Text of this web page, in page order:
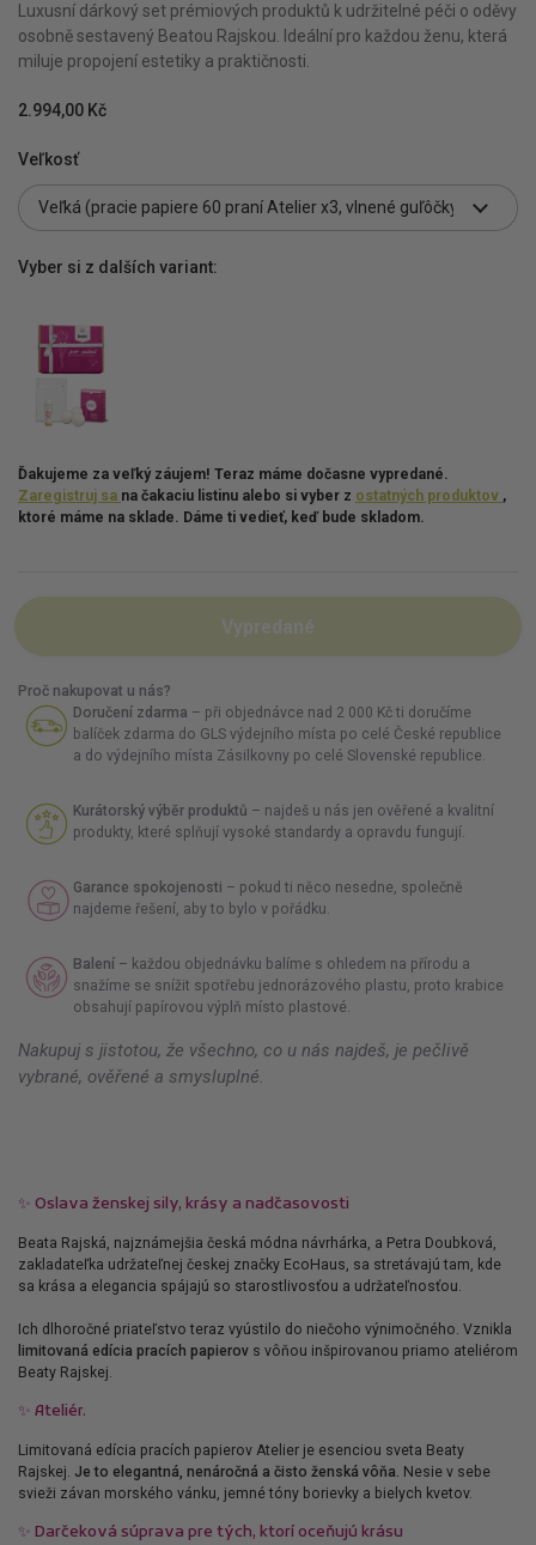
Luxusní dárkový set prémiových produktů k udržitelné péči o oděvy
osobně sestavený Beatou Rajskou. Ideální pro každou ženu, která
miluje propojení estetiky a praktičnosti.
2.994,00 Kč
Veľkosť
Vyber si z dalších variant:
Ďakujeme za veľký záujem! Teraz máme dočasne vypredané.
Zaregistruj sa na čakaciu listinu alebo si vyber z ostatných produktov ,
ktoré máme na sklade. Dáme ti vedieť, keď bude skladom.
Vypredané
Proč nakupovat u nás?
Doručení zdarma – při objednávce nad 2 000 Kč ti doručíme
balíček zdarma do GLS výdejního místa po celé České republice
a do výdejního místa Zásilkovny po celé Slovenské republice.
Kurátorský výběr produktů – najdeš u nás jen ověřené a kvalitní
produkty, které splňují vysoké standardy a opravdu fungují.
Garance spokojenosti – pokud ti něco nesedne, společně
najdeme řešení, aby to bylo v pořádku.
Balení – každou objednávku balíme s ohledem na přírodu a
snažíme se snížit spotřebu jednorázového plastu, proto krabice
obsahují papírovou výplň místo plastové.
Nakupuj s jistotou, že všechno, co u nás najdeš, je pečlivě
vybrané, ověřené a smysluplné.
✨ Oslava ženskej sily, krásy a nadčasovosti
Beata Rajská, najznámejšia česká módna návrhárka, a Petra Doubková,
zakladateľka udržateľnej českej značky EcoHaus, sa stretávajú tam, kde
sa krása a elegancia spájajú so starostlivosťou a udržateľnosťou.
Ich dlhoročné priateľstvo teraz vyústilo do niečoho výnimočného. Vznikla
limitovaná edícia pracích papierov s vôňou inšpirovanou priamo ateliérom
Beaty Rajskej.
✨ Ateliér.
Limitovaná edícia pracích papierov Atelier je esenciou sveta Beaty
Rajskej. Je to elegantná, nenáročná a čisto ženská vôňa. Nesie v sebe
svieži závan morského vánku, jemné tóny borievky a bielych kvetov.
✨ Darčeková súprava pre tých, ktorí oceňujú krásu